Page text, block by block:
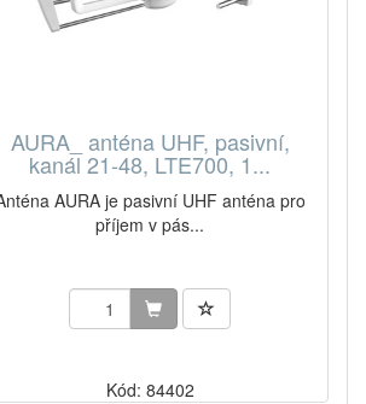
AURA_ anténa UHF, pasivní,
kanál 21-48, LTE700, 1...
AURA je pasivní UHF anténa pro
příjem v pás...
Kód: 84402